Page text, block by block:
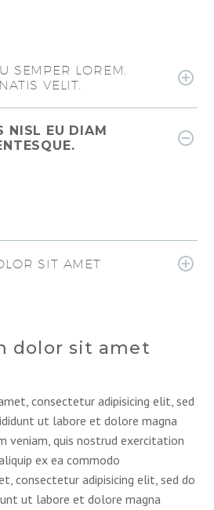
SEMPER LOREM.
VELIT.
NISL EU DIAM
SIT AMET
dolor sit amet
consectetur adipisicing elit, sed
ut labore et dolore magna
veniam, quis nostrud exercitation
ex ea commodo
consectetur adipisicing elit, sed do
ut labore et dolore magna